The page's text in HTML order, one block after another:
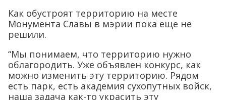
Как обустроят территорию на месте
Монумента Славы в мэрии пока еще не
решили.
“Мы понимаем, что территорию нужно
облагородить. Уже объявлен конкурс, как
можно изменить эту территорию. Рядом
есть парк, есть академия сухопутных войск,
наша задача как-то украсить эту